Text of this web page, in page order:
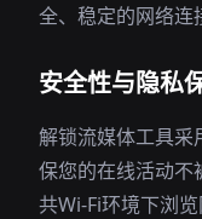
全、稳定的网络连
安全性与隐私
解锁流媒体工具采
保您的在线活动不
共Wi-Fi环境下浏